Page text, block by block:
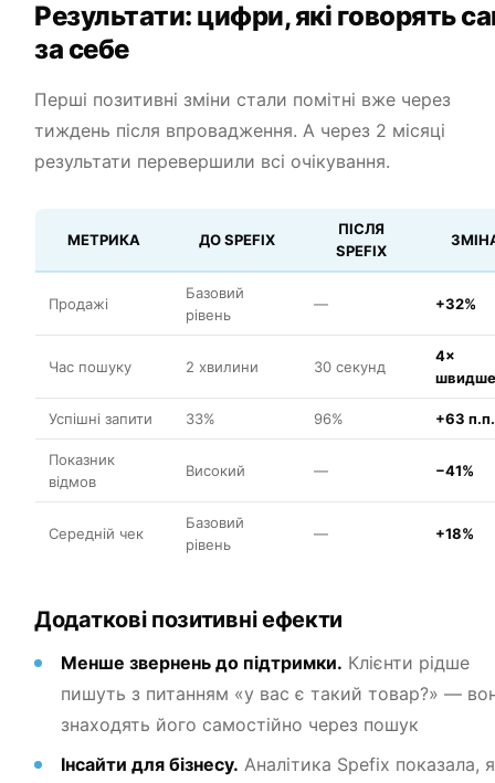
Результати: цифри, які говорять
за себе
Перші позитивні зміни стали помітні вже через
тиждень після впровадження. А через 2 місяці
результати перевершили всі очікування.
МЕТРИКА ДО SPEFIX
ПІСЛЯ
SPEFIX
Продажі
Базовий
рівень
— +32%
Час пошуку 2 хвилини 30 секунд
4×
швидше
Успішні запити 33% 96% +63 п.п.
Показник
відмов
Високий — −41%
Середній чек
Базовий
рівень
— +18%
Додаткові позитивні ефекти
Менше звернень до підтримки. Клієнти рідше
пишуть з питанням «у вас є такий товар?» —
знаходять його самостійно через пошук
Інсайти для бізнесу. Аналітика Spefix показала,